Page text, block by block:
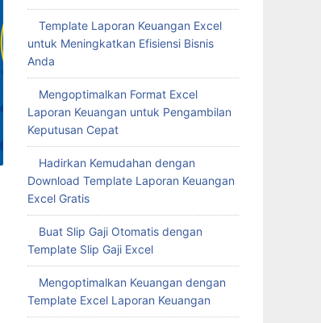
Template Laporan Keuangan Excel
untuk Meningkatkan Efisiensi Bisnis
Anda
Mengoptimalkan Format Excel
Laporan Keuangan untuk Pengambilan
Keputusan Cepat
Hadirkan Kemudahan dengan
Download Template Laporan Keuangan
Excel Gratis
Buat Slip Gaji Otomatis dengan
Template Slip Gaji Excel
Mengoptimalkan Keuangan dengan
Template Excel Laporan Keuangan